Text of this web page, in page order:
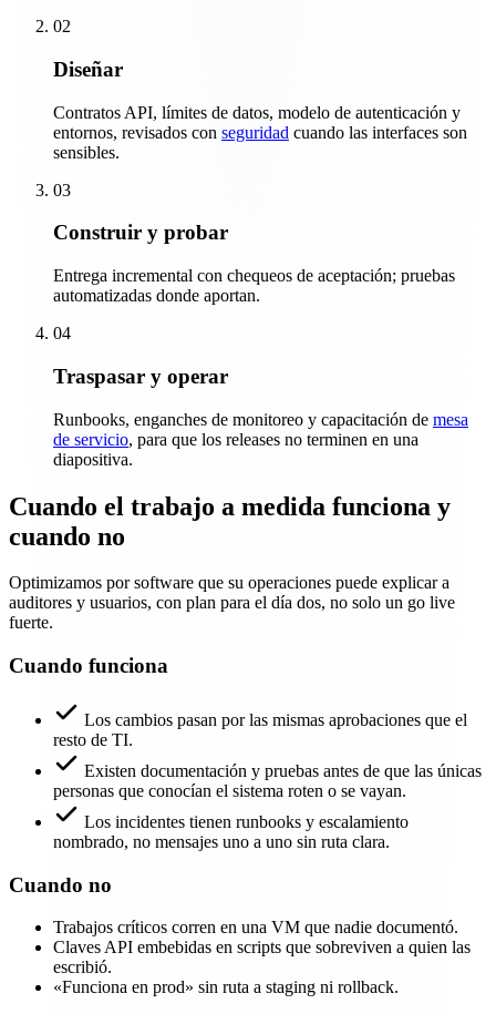
02
Diseñar
Contratos API, límites de datos, modelo de autenticación y
entornos, revisados con seguridad cuando las interfaces son
sensibles.
03
Construir y probar
Entrega incremental con chequeos de aceptación; pruebas
automatizadas donde aportan.
04
Traspasar y operar
Runbooks, enganches de monitoreo y capacitación de mesa
de servicio, para que los releases no terminen en una
diapositiva.
Cuando el trabajo a medida funciona y
cuando no
Optimizamos por software que su operaciones puede explicar a
auditores y usuarios, con plan para el día dos, no solo un go live
fuerte.
Cuando funciona
Los cambios pasan por las mismas aprobaciones que el
resto de TI.
Existen documentación y pruebas antes de que las únicas
personas que conocían el sistema roten o se vayan.
Los incidentes tienen runbooks y escalamiento
nombrado, no mensajes uno a uno sin ruta clara.
Cuando no
Trabajos críticos corren en una VM que nadie documentó.
Claves API embebidas en scripts que sobreviven a quien las
escribió.
«Funciona en prod» sin ruta a staging ni rollback.